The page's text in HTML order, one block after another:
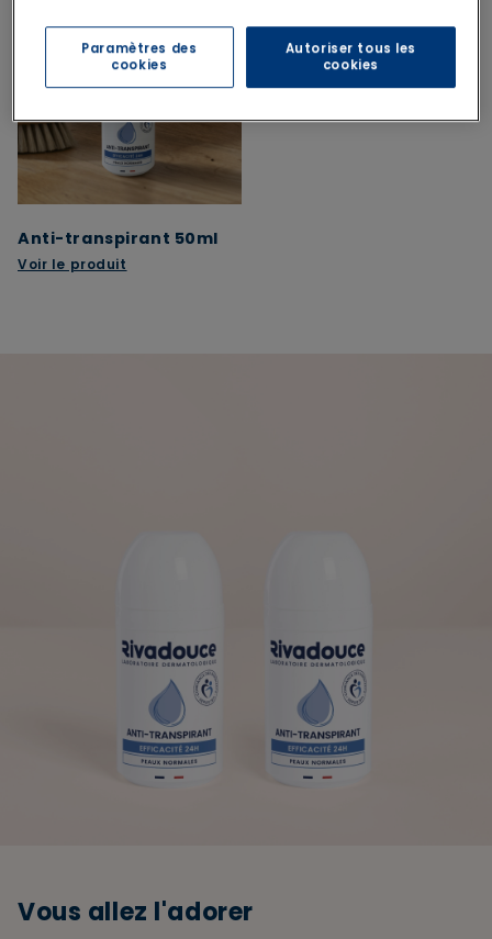
Anti-transpirant 50ml
Voir le produit
Vous allez l'adorer
Paramètres des
cookies
Autoriser tous les
cookies